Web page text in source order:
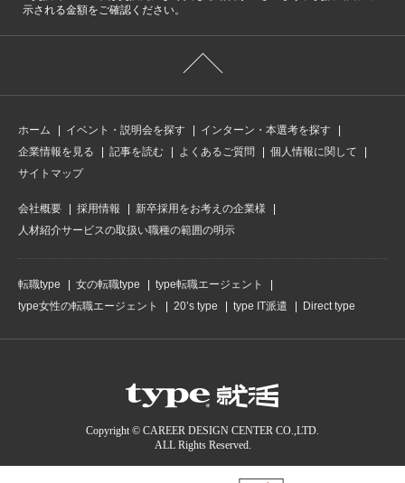
示される金額をご確認ください。
ホーム イベント・説明会を探す
インターン・本選考を探す
企業情報を見る
記事を読む よくあるご質問
個人情報に関して
サイトマップ
会社概要 採用情報
新卒採用をお考えの企業様
人材紹介サービスの取扱い職種の範囲の明示
転職type 女の転職type
type転職エージェント
type女性の転職エージェント
20’s type type IT派遣 Direct type
Copyright © CAREER DESIGN CENTER CO.,LTD.
ALL Rights Reserved.